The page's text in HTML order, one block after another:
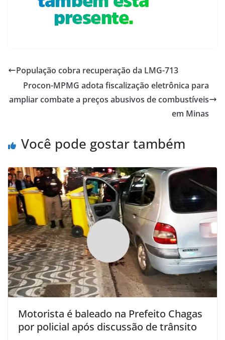
População cobra recuperação da LMG-713
Procon-MPMG adota fiscalização eletrônica para
ampliar combate a preços abusivos de combustíveis
em Minas
Você pode gostar também
Motorista é baleado na Prefeito Chagas
por policial após discussão de trânsito